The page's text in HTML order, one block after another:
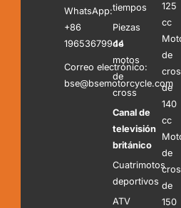
WhatsApp:
+86
19653679944
Correo electrónico:
bse@bsemotorcycle.com
tiempos
Piezas
de
motos
de
cross
Canal de
televisión
británico
Cuatrimotos
deportivos
ATV
125
cc
de
de
140
cc
de
de
150